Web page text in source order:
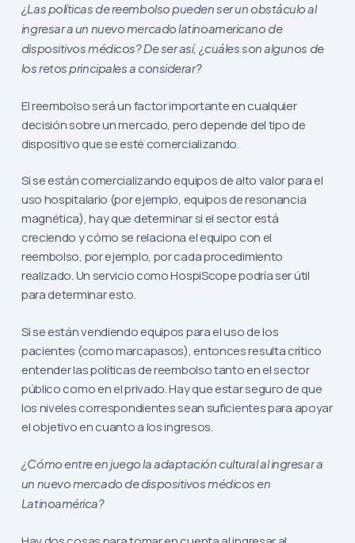
¿Las políticas de reembolso pueden ser un obstáculo al
ingresar a un nuevo mercado latinoamericano de
dispositivos médicos? De ser así, ¿cuáles son algunos de
los retos principales a considerar?
El reembolso será un factor importante en cualquier
decisión sobre un mercado, pero depende del tipo de
dispositivo que se esté comercializando.
Si se están comercializando equipos de alto valor para el
uso hospitalario (por ejemplo, equipos de resonancia
magnética), hay que determinar si el sector está
creciendo y cómo se relaciona el equipo con el
reembolso, por ejemplo, por cada procedimiento
realizado. Un servicio como HospiScope podría ser útil
para determinar esto.
Si se están vendiendo equipos para el uso de los
pacientes (como marcapasos), entonces resulta crítico
entender las políticas de reembolso tanto en el sector
público como en el privado. Hay que estar seguro de que
los niveles correspondientes sean suficientes para apoyar
el objetivo en cuanto a los ingresos.
¿Cómo entre en juego la adaptación cultural al ingresar a
un nuevo mercado de dispositivos médicos en
Latinoamérica?